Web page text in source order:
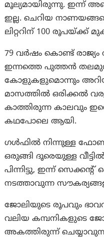
മൂല്യമായിരുന്നു. ഇന്ന്
ഇല്ല. ചെറിയ
ലിറ്ററിന് 100 രൂപയ്ക്ക്
79 വർഷം കൊണ്ട് രാജ്യം
ഇന്നത്തെ പുത്തൻ
കോളുകളുമൊന്നും
മാസത്തിൽ ഒരിക്കൽ
കാത്തിരുന്ന കാലവും
കഥപോലെ ആയി.
ഗൾഫിൽ നിന്നുള്ള
ഒരുങ്ങി ദൂരെയുള്ള
പിന്നിട്ടു, ഇന്ന്
നടത്താവുന്ന
ജോലിയുടെ രൂപവും
വലിയ കമ്പനികളുടെ
അകത്തിരുന്ന് ചെയ്യാവുന്ന